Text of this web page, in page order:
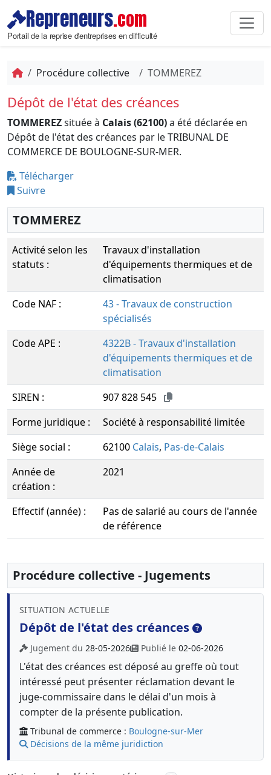
Repreneurs.com
Portail de la reprise d'entreprises en difficulté
Procédure collective TOMMEREZ
Dépôt de l'état des créances
TOMMEREZsituée à Calais (62100)a été déclarée en
Dépôt de l'état des créances par le TRIBUNAL DE
COMMERCE DE BOULOGNE-SUR-MER.
Télécharger
Suivre
TOMMEREZ
Activité selon les
statuts :
Travaux d'installation
d'équipements thermiques et de
climatisation
Code NAF :
43 - Travaux de construction
spécialisés
Code APE :
4322B - Travaux d'installation
d'équipements thermiques et de
climatisation
SIREN :
907 828 545
Forme juridique :
Société à responsabilité limitée
Siège social :
62100 Calais, Pas-de-Calais
Année de
création :
2021
Effectif (année) :
Pas de salarié au cours de l'année
de référence
Procédure collective - Jugements
SITUATION ACTUELLE
Dépôt de l'état des créances
Jugement du 28-05-2026 Publié le 02-06-2026
L'état des créances est déposé au greffe où tout
intéressé peut présenter réclamation devant le
juge-commissaire dans le délai d'un mois à
compter de la présente publication.
Tribunal de commerce : Boulogne-sur-Mer
Décisions de la même juridiction